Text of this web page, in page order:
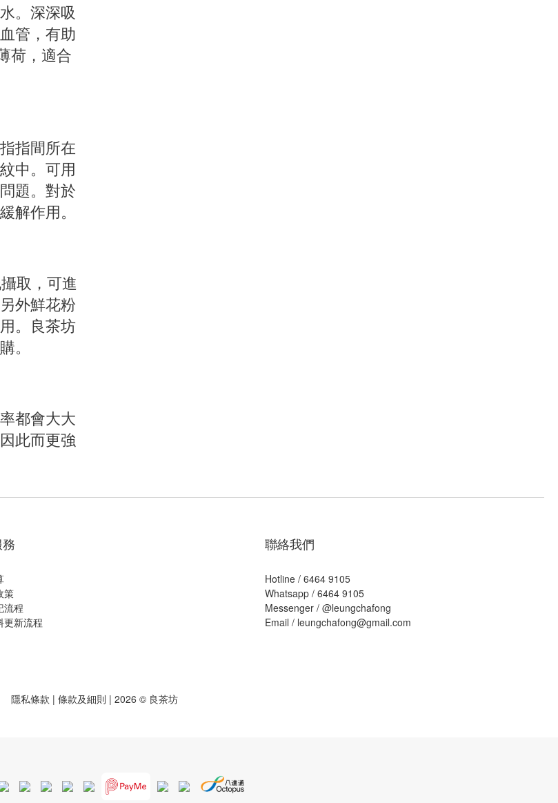
。深深吸
管，有助
荷，適合
指間所在
中。可用
題。對於
解作用。
取，可進
外鮮花粉
。良茶坊
。
都會大大
此而更強
策
流程
更新流程
聯絡我們
Hotline / 6464 9105
Whatsapp / 6464 9105
Messenger / @leungchafong
Email / leungchafong@gmail.com
隱私條款 | 條款及細則 | 2026 © 良茶坊